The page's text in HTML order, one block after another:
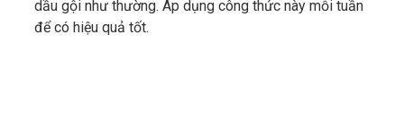
dầu gội như thường. Áp dụng công thức này mỗi tuần
để có hiệu quả tốt.